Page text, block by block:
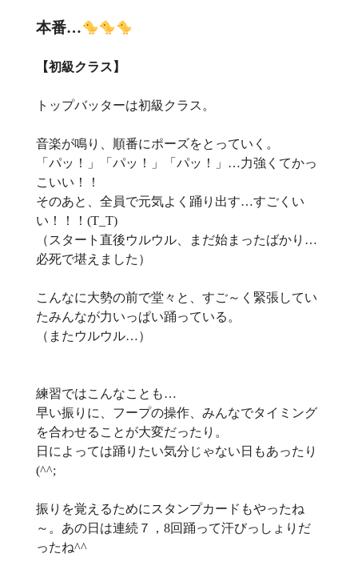
本番…
【初級クラス】
トップバッターは初級クラス。
音楽が鳴り、順番にポーズをとっていく。
「パッ！」「パッ！」「パッ！」…力強くてかっ
こいい！！
そのあと、全員で元気よく踊り出す…すごくい
い！！！(T_T)
（スタート直後ウルウル、まだ始まったばかり…
必死で堪えました）
こんなに大勢の前で堂々と、すご～く緊張してい
たみんなが力いっぱい踊っている。
（またウルウル…）
練習ではこんなことも…
早い振りに、フープの操作、みんなでタイミング
を合わせることが大変だったり。
日によっては踊りたい気分じゃない日もあったり
(^^;
振りを覚えるためにスタンプカードもやったね
～。あの日は連続７，8回踊って汗びっしょりだ
ったね^^